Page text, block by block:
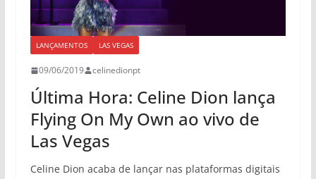
LANÇAMENTOS LAS VEGAS
09/06/2019 celinedionpt
Última Hora: Celine Dion lança
Flying On My Own ao vivo de
Las Vegas
Celine Dion acaba de lançar nas plataformas digitais